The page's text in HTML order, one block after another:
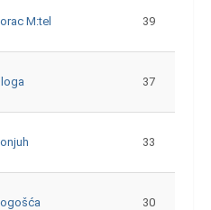
M:tel 39
37
33
30